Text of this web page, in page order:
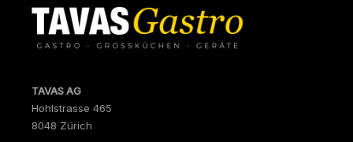
TAVAS AG
Hohlstrasse 465
8048 Zürich